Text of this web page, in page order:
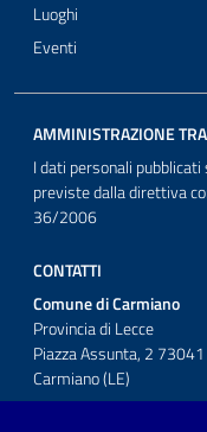
Luoghi
Eventi
AMMINISTRAZIONE
I dati personali
previste dalla direttiva
36/2006
CONTATTI
Comune di Carmiano
Provincia di Lecce
Piazza Assunta, 2 73041
Carmiano (LE)